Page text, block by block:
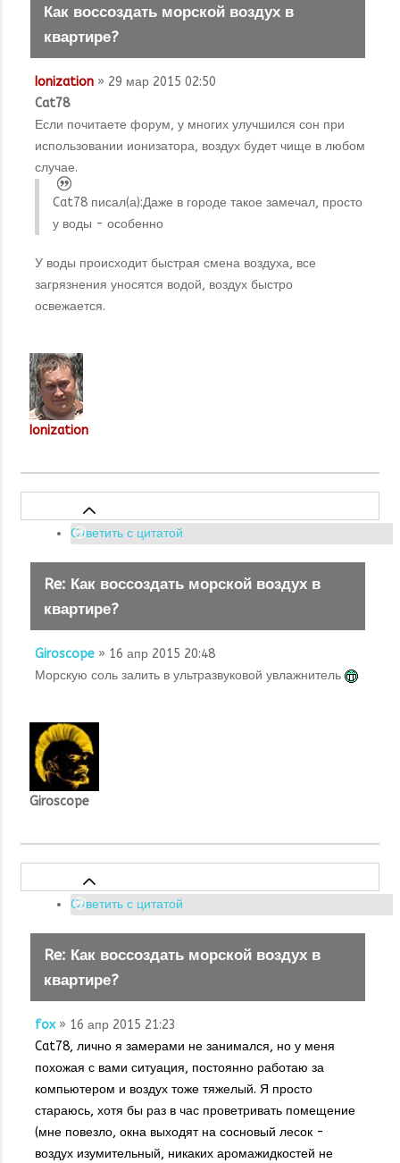
Как воссоздать морской воздух в
квартире?
Ionization » 29 мар 2015 02:50
Cat78
Если почитаете форум, у многих улучшился сон при
использовании ионизатора, воздух будет чище в любом
случае.
Cat78 писал(а):Даже в городе такое замечал, просто
у воды - особенно
У воды происходит быстрая смена воздуха, все
загрязнения уносятся водой, воздух быстро
освежается.
Ionization
Ответить с цитатой
Re: Как воссоздать морской воздух в
квартире?
Giroscope » 16 апр 2015 20:48
Морскую соль залить в ультразвуковой увлажнитель
Giroscope
Ответить с цитатой
Re: Как воссоздать морской воздух в
квартире?
fox» 16 апр 2015 21:23
Cat78, лично я замерами не занимался, но у меня
похожая с вами ситуация, постоянно работаю за
компьютером и воздух тоже тяжелый. Я просто
стараюсь, хотя бы раз в час проветривать помещение
(мне повезло, окна выходят на сосновый лесок -
воздух изумительный, никаких аромажидкостей не